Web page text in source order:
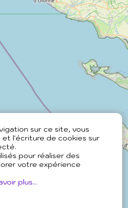
sur ce site, vous
l'écriture de cookies sur
pour réaliser des
votre expérience
plus...